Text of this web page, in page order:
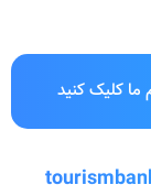
ما کلیک کنید